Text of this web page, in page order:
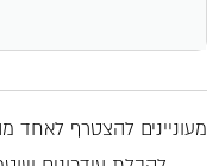
מעוניינים להצטרף לאחד